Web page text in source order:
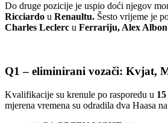
Do druge pozicije je uspio doći njegov
Ricciardo u Renaultu. Šesto vrijeme je
Charles Leclerc u Ferrariju, Alex Albon
Q1 – eliminirani vozači: Kvjat,
Kvalifikacije su krenule po rasporedu u
mjerena vremena su odradila dva Haasa na